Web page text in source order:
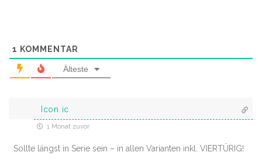
1 KOMMENTAR
Älteste
Icon ic
1 Monat zuvor
Sollte längst in Serie sein – in allen Varianten inkl. VIERTÜRIG!